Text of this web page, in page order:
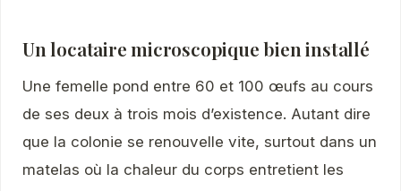
Un locataire microscopique bien installé
Une femelle pond entre 60 et 100 œufs au cours
de ses deux à trois mois d’existence. Autant dire
que la colonie se renouvelle vite, surtout dans un
matelas où la chaleur du corps entretient les